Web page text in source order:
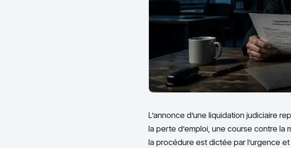
L’annonce d’une liquidation judiciaire
la perte d’emploi, une course contre la
la procédure est dictée par l’urgence